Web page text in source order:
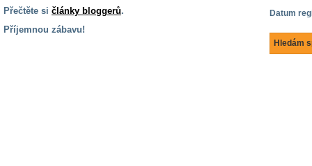
Přečtěte si články bloggerů.
Příjemnou zábavu!
Datum
Hledám